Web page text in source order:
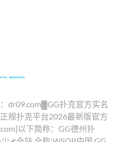
dr09.com▓GG扑克官方实名
规扑克平台2026最新版官方
以下简称：GG德州扑